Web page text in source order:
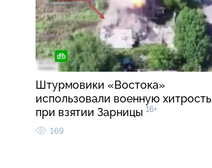
Штурмовики «Востока»
использовали военную хитрость
при взятии Зарницы 16+
169